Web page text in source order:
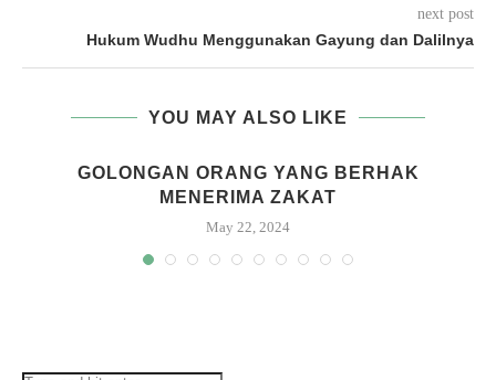
next post
Hukum Wudhu Menggunakan Gayung dan Dalilnya
YOU MAY ALSO LIKE
GOLONGAN ORANG YANG BERHAK
MENERIMA ZAKAT
May 22, 2024